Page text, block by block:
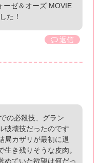
ーゼ＆オーズ MOVIE
た！
返信
の必殺技、グラン
破壊技だったのです
局カザリが最初に退
き残りそうな皮肉。
めていた欲望は何だっ